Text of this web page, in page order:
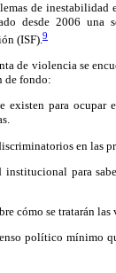
de inestabilidad
desde 2006
(ISF). 9
de violencia se
de fondo:
existen para
en las
para
cómo se tratarán
político mínimo